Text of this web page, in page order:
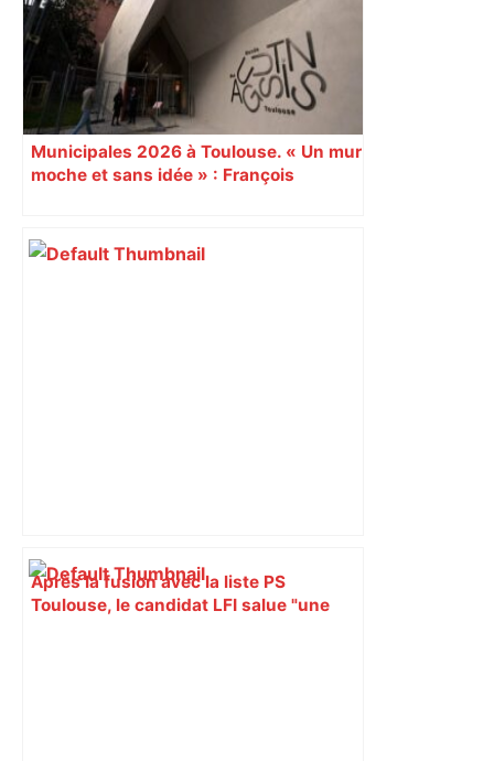
Actu.fr
Municipales 2026 à Toulouse. « Un mur
moche et sans idée » : François
Augustins
Après la fusion avec la liste PS
Toulouse, le candidat LFI salue "une